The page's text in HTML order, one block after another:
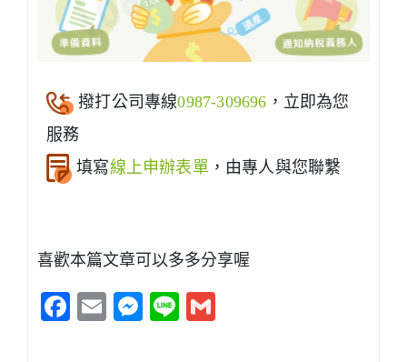
撥打公司專線0987-309696 ，立即為您
服務
填寫線上申辦表單 ，由專人與您聯繫
喜歡本篇文章可以多多分享喔
Facebook
EmailMessenger
Line